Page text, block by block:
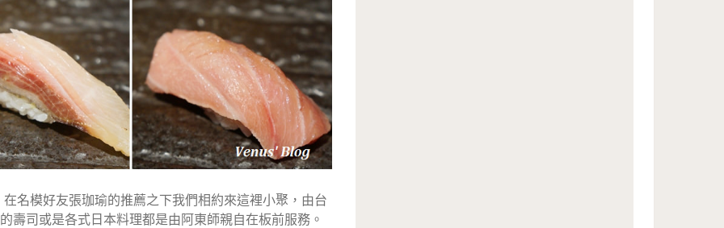
名模好友張珈瑜的推薦之下我們相約來這裡小聚，由台
壽司或是各式日本料理都是由阿東師親自在板前服務。